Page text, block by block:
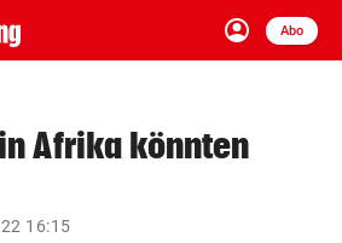
account_circle
Anmelden
Abo
close Schließen
Afrika könnten
16:15